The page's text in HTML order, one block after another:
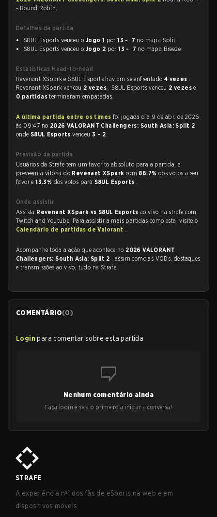
- Round Robin.
Detalhes da partida
S8UL Esports venceu o Jogo 1 por13 - 7 no mapa Split
S8UL Esports venceu o Jogo 2 por13 - 7 no mapa Breeze
Estatísticas Head-to-head
Revenant XSpark e S8UL Esports haviam se enfrentado 4 vezes .
Revenant XSpark venceu 2 vezes , S8UL Esports venceu 2 vezese
0 partidasterminaram empatadas.
A última partida entre os times foi jogada dia 9 de abr. de 2026
às 09:47 no 2026 VALORANT Challengers: South Asia: Split 2
onde S8UL Esportsvenceu3 - 2 .
Previsão da partida
Usuários da Strafe tem um favorito absoluto para a partida, e
preveem a vitória do Revenant XSpark com 86.7% dos votos a seu
favor e13.3% dos votos para S8UL Esports .
Onde assistir
Assista Revenant XSpark vs S8UL Esportsao vivo na strafe.com,
Twitch and Youtube. Para assistir a mais partidas como esta, visite o
Calendário de partidas de Valorant .
Acompanhe toda a ação que acontece no 2026 VALORANT
Challengers: South Asia: Split 2 , assim como as VODs, destaques
e transmissões ao vivo, tudo na Strafe.
COMENTÁRIO(0)
Login para comentar sobre esta partida
Nenhum comentário ainda
Faça login e seja o primeiro a iniciar a conversa!
STRAFE
A experiência nº1 dos fãs de eSports na web e em
dispositivos móveis.